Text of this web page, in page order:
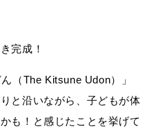
完成！
（The Kitsune Udon）」
と沿いながら、子どもが体
も！と感じたことを挙げて